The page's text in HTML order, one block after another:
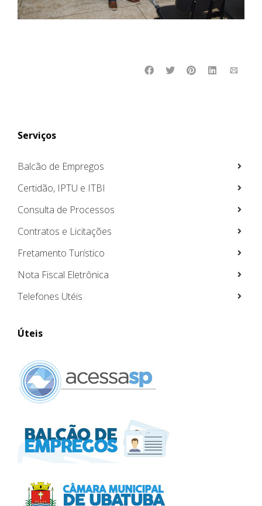
Serviços
Balcão de Empregos
Certidão, IPTU e ITBI
Consulta de Processos
Contratos e Licitações
Fretamento Turístico
Nota Fiscal Eletrônica
Telefones Utéis
Úteis